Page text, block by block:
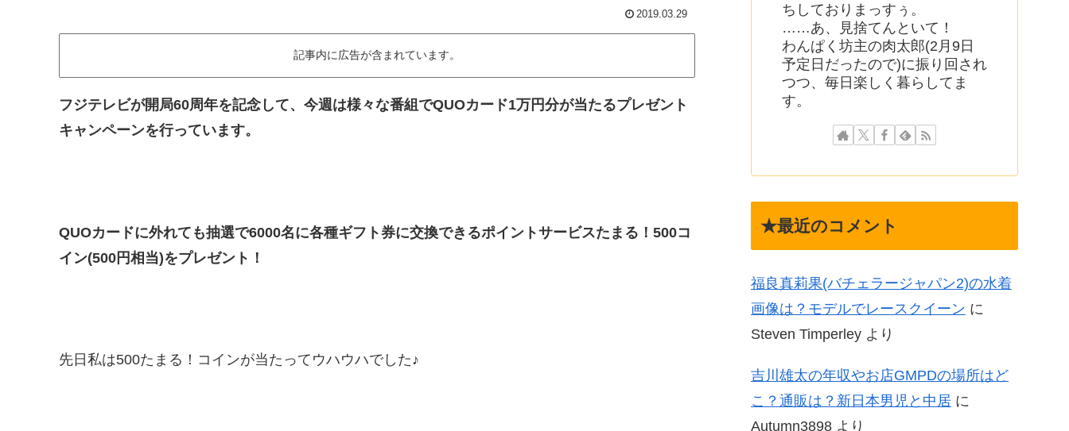
2019.03.29
記事内に広告が含まれています。
フジテレビが開局60周年を記念して、今週は様々な番組でQUOカード1万円分が当たるプレゼント
キャンペーンを行っています。
QUOカードに外れても抽選で6000名に各種ギフト券に交換できるポイントサービスたまる！500コ
イン(500円相当)をプレゼント！
先日私は500たまる！コインが当たってウハウハでした♪
ちしておりまっすぅ。
……あ、見捨てんといて！
わんぱく坊主の肉太郎(2月9日
予定日だったので)に振り回され
つつ、毎日楽しく暮らしてま
す。
★最近のコメント
福良真莉果(バチェラージャパン2)の水着
画像は？モデルでレースクイーン に
Steven Timperley より
吉川雄太の年収やお店GMPDの場所はど
こ？通販は？新日本男児と中居 に
Autumn3898 より